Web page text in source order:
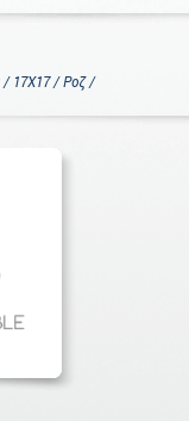
/ 17Χ17 / Ροζ /